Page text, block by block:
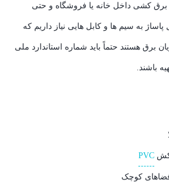
کشی داخل خانه یا فروشگاه و حتی
به سیم ها و کابل هایی نیاز داریم که
برق هستند حتماً باید شماره استاندارد ملی
باشند.
PVC
فضاهای کوچک